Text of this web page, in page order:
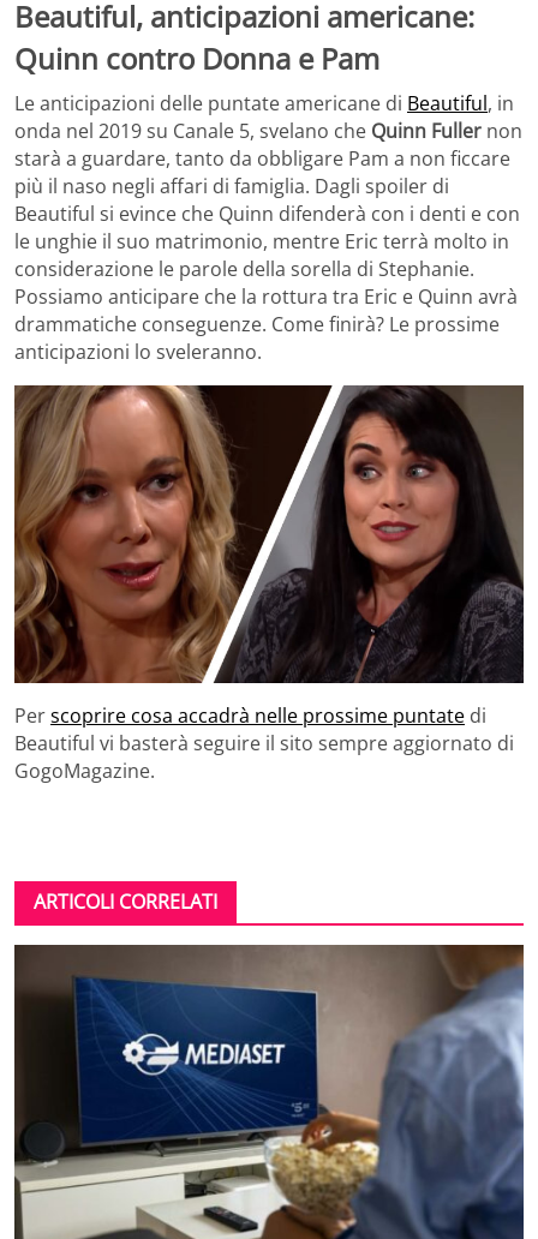
Beautiful, anticipazioni americane:
Quinn contro Donna e Pam
Le anticipazioni delle puntate americane di Beautiful, in
onda nel 2019 su Canale 5, svelano che Quinn Fuller non
starà a guardare, tanto da obbligare Pam a non ficcare
più il naso negli affari di famiglia. Dagli spoiler di
Beautiful si evince che Quinn difenderà con i denti e con
le unghie il suo matrimonio, mentre Eric terrà molto in
considerazione le parole della sorella di Stephanie.
Possiamo anticipare che la rottura tra Eric e Quinn avrà
drammatiche conseguenze. Come finirà? Le prossime
anticipazioni lo sveleranno.
Perscoprire cosa accadrà nelle prossime puntate di
Beautiful vi basterà seguire il sito sempre aggiornato di
GogoMagazine.
ARTICOLI CORRELATI